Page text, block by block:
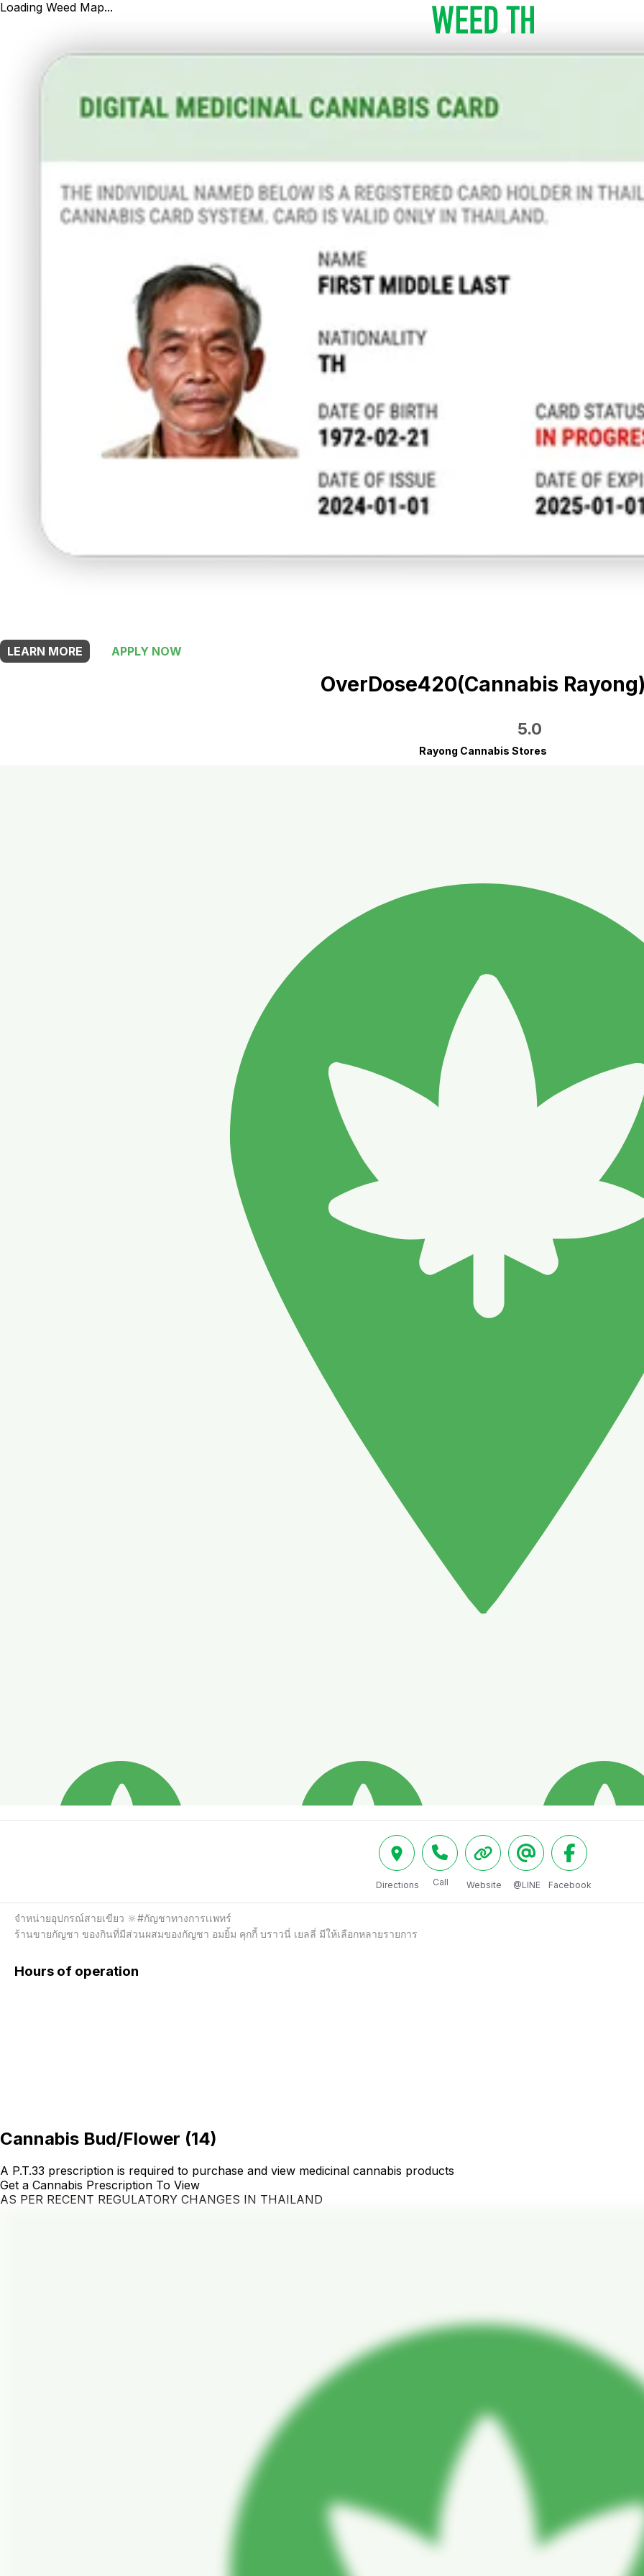
Loading Weed Map...
LEARN MORE
APPLY NOW
OverDose420(Cannabis
5.0
Rayong Cannabis Stores
Directions Call Website @LINE Facebook
จำหน่ายอุปกรณ์สายเขียว 🔆#กัญชาทางการเเพทร์
ร้านขายกัญชา ของกินที่มีส่วนผสมของกัญชา อมยิ้ม คุกกี้ บราวนี่ เยลลี่ มีให้เลือกหลายรายการ
Hours of operation
Cannabis Bud/Flower (14)
A P.T.33 prescription is required to purchase and view medicinal cannabis products
Get a Cannabis Prescription To View
AS PER RECENT REGULATORY CHANGES IN THAILAND